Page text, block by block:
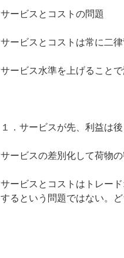
サービスとコストの問題
サービスとコストは常に二
サービス水準を上げること
１．サービスが先、利益は後
サービスの差別化して荷物の
サービスとコストはトレー
するという問題ではない。